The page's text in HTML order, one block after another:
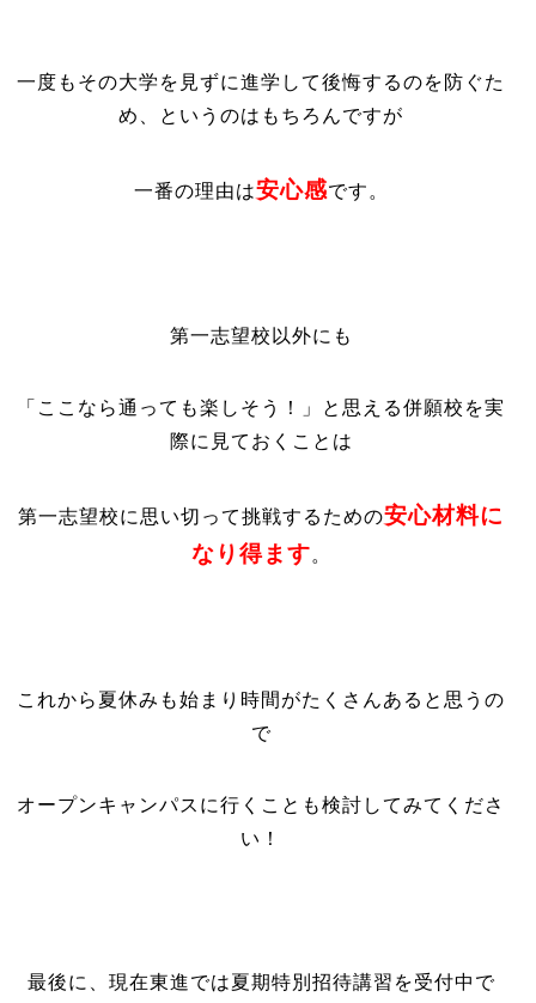
一度もその大学を見ずに進学して後悔するのを防ぐた
め、というのはもちろんですが
一番の理由は安心感です。
第一志望校以外にも
「ここなら通っても楽しそう！」と思える併願校を実
際に見ておくことは
第一志望校に思い切って挑戦するための安心材料に
なり得ます。
これから夏休みも始まり時間がたくさんあると思うの
で
オープンキャンパスに行くことも検討してみてくださ
い！
最後に、現在東進では夏期特別招待講習を受付中で